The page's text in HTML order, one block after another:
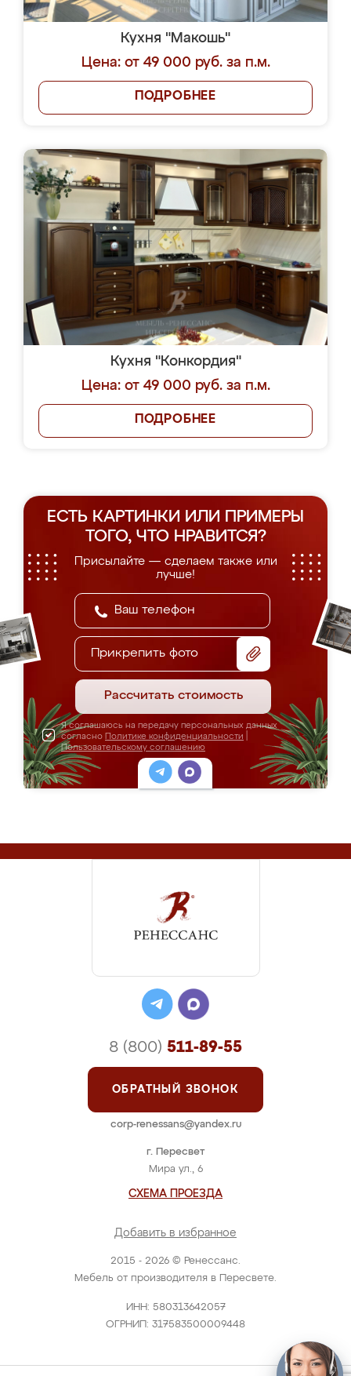
Кухня "Макошь"
Цена: от 49 000 руб. за п.м.
ПОДРОБНЕЕ
Кухня "Конкордия"
Цена: от 49 000 руб. за п.м.
ПОДРОБНЕЕ
ЕСТЬ КАРТИНКИ ИЛИ ПРИМЕРЫ
ТОГО, ЧТО НРАВИТСЯ?
Присылайте — сделаем также или
лучше!
Прикрепить фото
Рассчитать стоимость
Я соглашаюсь на передачу персональных данных
согласно Политике конфиденциальности
Пользовательскому соглашению
2015 - 2026 © Ренессанс.
Мебель от производителя в Пересвете.
ИНН: 580313642057
ОГРНИП: 317583500009448
г. Пересвет
Мира ул., 6
СХЕМА ПРОЕЗДА
Добавить в избранное
8 (800) 511-89-55
ОБРАТНЫЙ ЗВОНОК
corp-renessans@yandex.ru